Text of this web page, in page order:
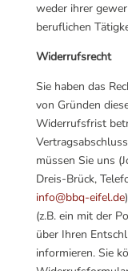
weder ihrer
beruflichen
Widerrufsrecht
Sie haben das
von Gründen
Widerrufsfrist
müssen Sie uns
Dreis-Brück,
info@bbq-eifel.de
(z.B. ein mit der
über Ihren
informieren. Sie